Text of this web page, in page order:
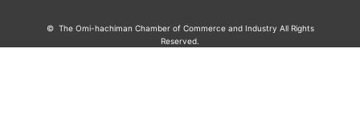
© The Omi-hachiman Chamber of Commerce and Industry All Rights
Reserved.